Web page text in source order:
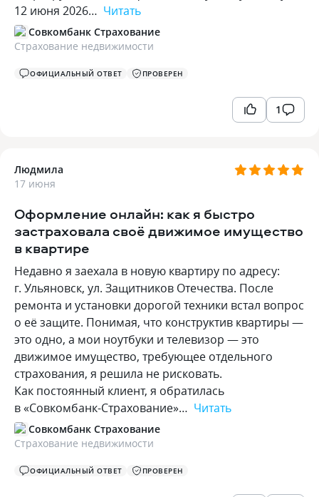
12 июня 2026… Читать
Совкомбанк Страхование
Страхование недвижимости
ОФИЦИАЛЬНЫЙ ОТВЕТ ПРОВЕРЕН
1
Людмила
17 июня
Оформление онлайн: как я быстро
застраховала своё движимое имущество
в квартире
Недавно я заехала в новую квартиру по адресу:
г. Ульяновск, ул. Защитников Отечества. После
ремонта и установки дорогой техники встал вопрос
о её защите. Понимая, что конструктив квартиры —
это одно, а мои ноутбуки и телевизор — это
движимое имущество, требующее отдельного
страхования, я решила не рисковать.
Как постоянный клиент, я обратилась
в «Совкомбанк-Страхование»… Читать
Совкомбанк Страхование
Страхование недвижимости
ОФИЦИАЛЬНЫЙ ОТВЕТ ПРОВЕРЕН